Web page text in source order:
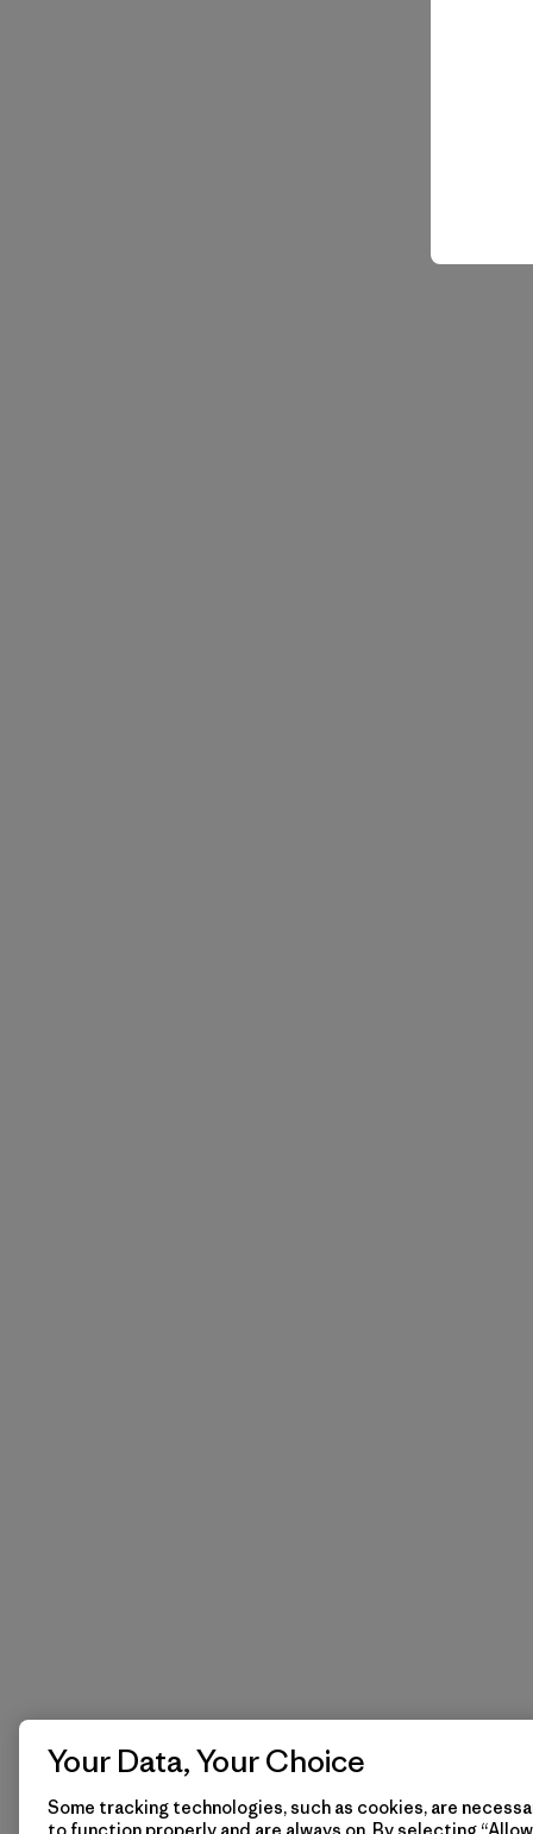
Your Data, Your Choice
Some tracking technologies, such as cookies, are